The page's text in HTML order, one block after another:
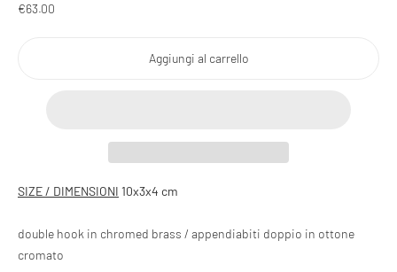
€63.00
Aggiungi al carrello
Aggiunta
al
tuo
SIZE / DIMENSIONI 10x3x4 cm
double hook in chromed brass / appendiabiti doppio in ottone
cromato